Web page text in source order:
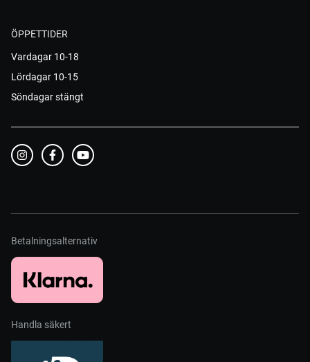
ÖPPETTIDER
Vardagar 10-18
Lördagar 10-15
Söndagar stängt
Betalningsalternativ
Handla säkert